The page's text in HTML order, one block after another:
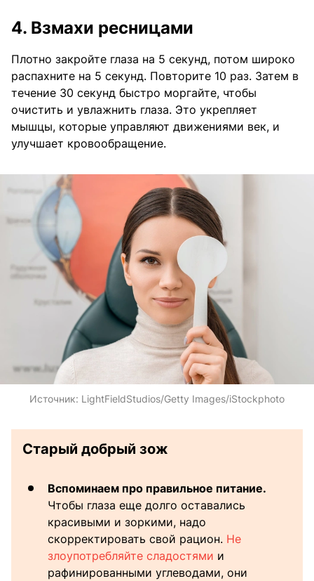
4. Взмахи ресницами
Плотно закройте глаза на 5 секунд, потом широко
распахните на 5 секунд. Повторите 10 раз. Затем в
течение 30 секунд быстро моргайте, чтобы
очистить и увлажнить глаза. Это укрепляет
мышцы, которые управляют движениями век, и
улучшает кровообращение.
Источник: LightFieldStudios/Getty Images/iStockphoto
Старый добрый зож
Вспоминаем про правильное питание.
Чтобы глаза еще долго оставались
красивыми и зоркими, надо
скорректировать свой рацион. Не
злоупотребляйте сладостями и
рафинированными углеводами, они